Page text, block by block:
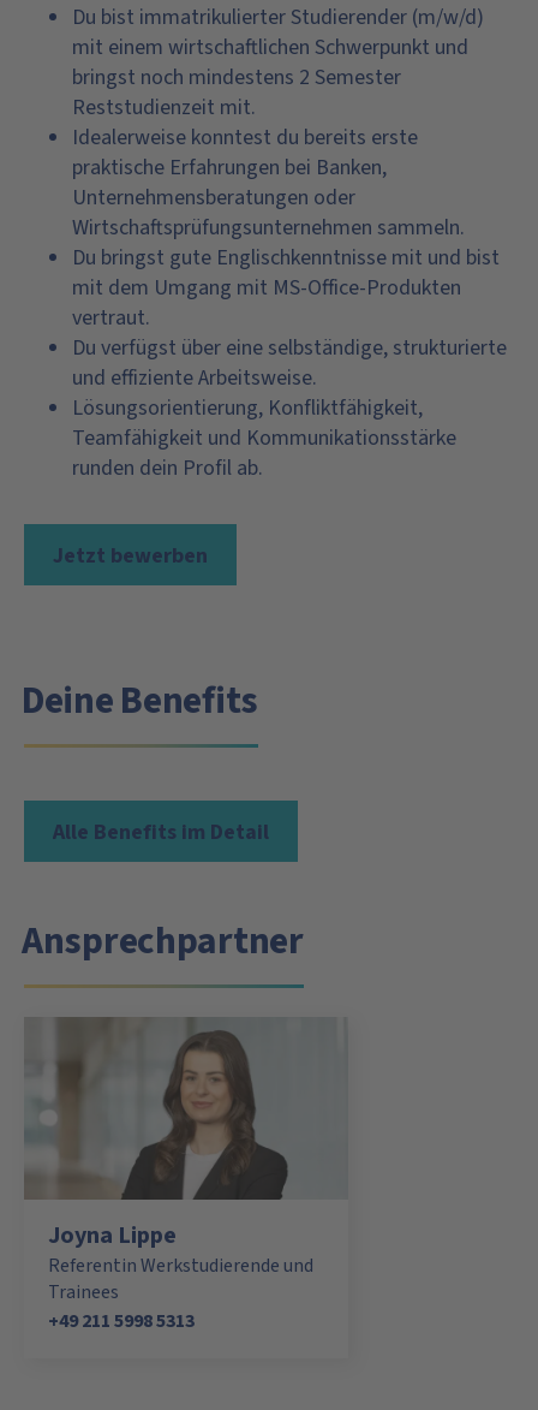
Du bist immatrikulierter Studierender (m/w/d)
mit einem wirtschaftlichen Schwerpunkt und
bringst noch mindestens 2 Semester
Reststudienzeit mit.
Idealerweise konntest du bereits erste
praktische Erfahrungen bei Banken,
Unternehmensberatungen oder
Wirtschaftsprüfungsunternehmen sammeln.
Du bringst gute Englischkenntnisse mit und bist
mit dem Umgang mit MS-Office-Produkten
vertraut.
Du verfügst über eine selbständige, strukturierte
und effiziente Arbeitsweise.
Lösungsorientierung, Konfliktfähigkeit,
Teamfähigkeit und Kommunikationsstärke
runden dein Profil ab.
Jetzt bewerben
Deine Benefits
Alle Benefits im Detail
Ansprechpartner
Joyna Lippe
Referentin Werkstudierende und
Trainees
+49 211 5998 5313